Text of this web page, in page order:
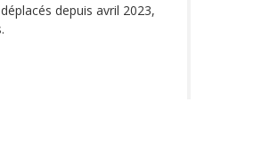
depuis avril 2023,